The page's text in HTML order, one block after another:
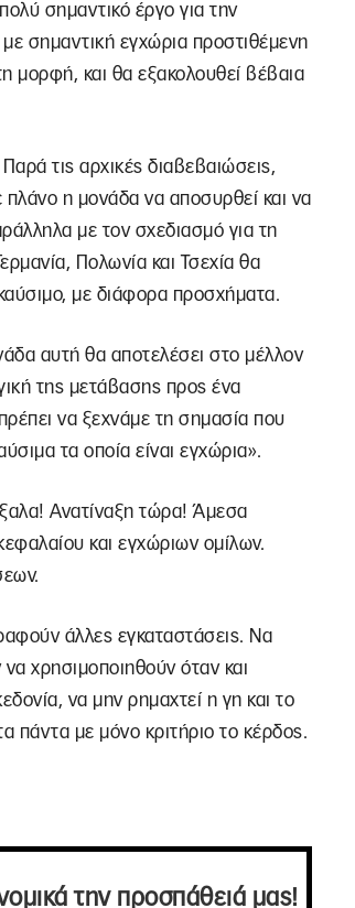
σημαντικό έργο για την
σημαντική εγχώρια προστιθέμενη
μορφή, και θα εξακολουθεί βέβαια
τις αρχικές διαβεβαιώσεις,
η μονάδα να αποσυρθεί και να
με τον σχεδιασμό για τη
Πολωνία και Τσεχία θα
με διάφορα προσχήματα.
αυτή θα αποτελέσει στο μέλλον
της μετάβασης προς ένα
να ξεχνάμε τη σημασία που
τα οποία είναι εγχώρια».
Ανατίναξη τώρα! Άμεσα
και εγχώριων ομίλων.
άλλες εγκαταστάσεις. Να
χρησιμοποιηθούν όταν και
να μην ρημαχτεί η γη και το
πάντα με μόνο κριτήριο το κέρδος.
την προσπάθειά μας!